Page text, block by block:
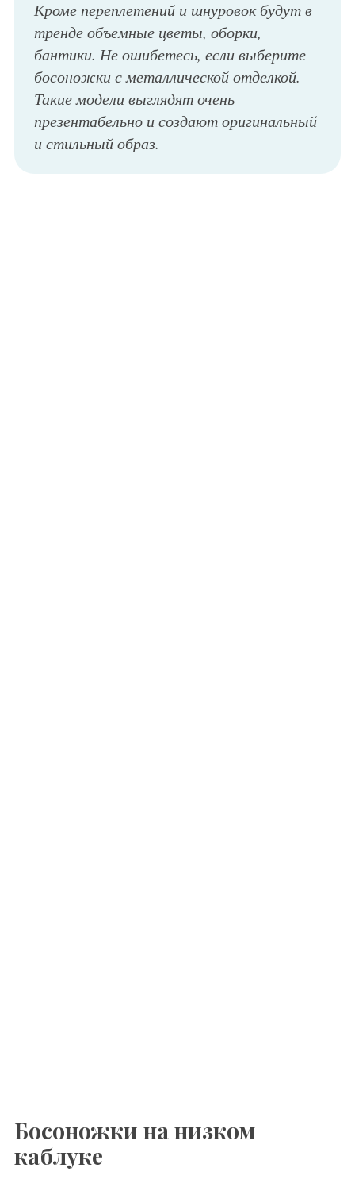
Кроме переплетений и шнуровок будут в
тренде объемные цветы, оборки,
бантики. Не ошибетесь, если выберите
босоножки с металлической отделкой.
Такие модели выглядят очень
презентабельно и создают оригинальный
и стильный образ.
Босоножки на низком
каблуке